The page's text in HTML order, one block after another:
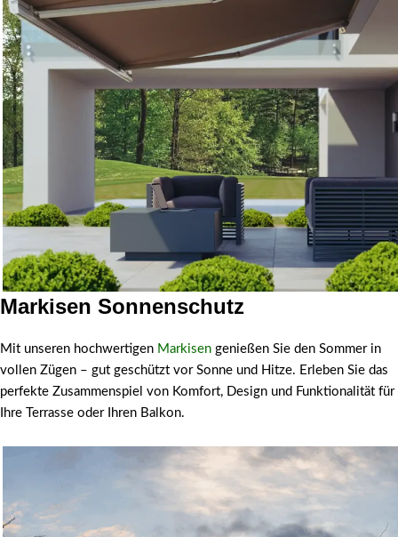
Markisen Sonnenschutz
Mit unseren hochwertigen Markisen genießen Sie den Sommer in
vollen Zügen – gut geschützt vor Sonne und Hitze. Erleben Sie das
perfekte Zusammenspiel von Komfort, Design und Funktionalität für
Ihre Terrasse oder Ihren Balkon.